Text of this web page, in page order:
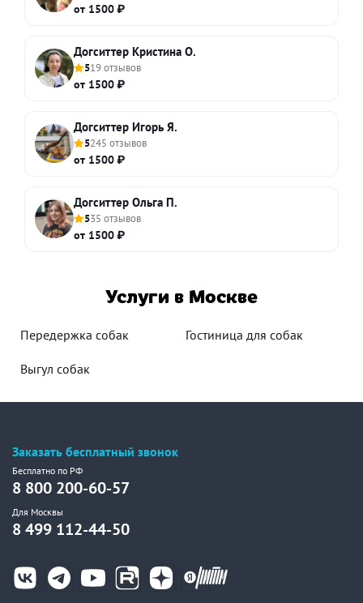
от 1500 ₽
Догситтер Кристина О.
519 отзывов
от 1500 ₽
Догситтер Игорь Я.
5245 отзывов
от 1500 ₽
Догситтер Ольга П.
535 отзывов
от 1500 ₽
Услуги в Москве
Передержка собак Гостиница для собак
Выгул собак
Заказать бесплатный звонок
Бесплатно по РФ
8 800 200-60-57
Для Москвы
8 499 112-44-50